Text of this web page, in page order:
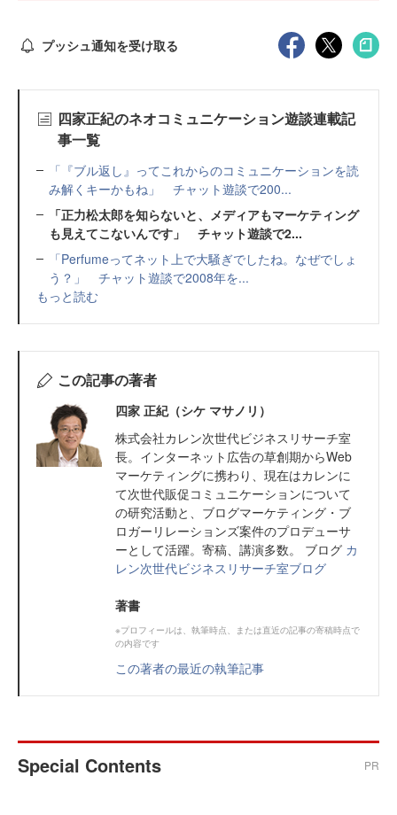
プッシュ通知を受け取る
四家正紀のネオコミュニケーション遊談連載記
事一覧
「『ブル返し』ってこれからのコミュニケーションを読
み解くキーかもね」 チャット遊談で200...
「正力松太郎を知らないと、メディアもマーケティング
も見えてこないんです」 チャット遊談で2...
「Perfumeってネット上で大騒ぎでしたね。なぜでしょ
う？」 チャット遊談で2008年を...
もっと読む
この記事の著者
四家 正紀（シケ マサノリ）
株式会社カレン次世代ビジネスリサーチ室
長。インターネット広告の草創期からWeb
マーケティングに携わり、現在はカレンに
て次世代販促コミュニケーションについて
の研究活動と、ブログマーケティング・ブ
ロガーリレーションズ案件のプロデューサ
ーとして活躍。寄稿、講演多数。 ブログ カ
レン次世代ビジネスリサーチ室ブログ
著書
※プロフィールは、執筆時点、または直近の記事の寄稿時点で
の内容です
この著者の最近の執筆記事
Special Contents PR